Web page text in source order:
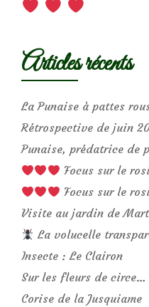
Articles récents
La Punaise à pattes
Rétrospective de juin
Punaise, prédatrice de
Focus sur le
Focus sur le
Visite au jardin de
La volucelle
Insecte : Le Clairon
Sur les fleurs de circe…
Corise de la Jusquiame